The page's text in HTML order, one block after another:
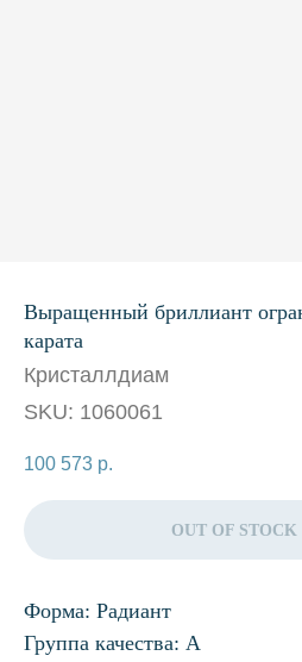
Выращенный бриллиант
карата
Кристаллдиам
SKU: 1060061
100 573 р.
OUT OF STOCK
Форма: Радиант
Группа качества: А